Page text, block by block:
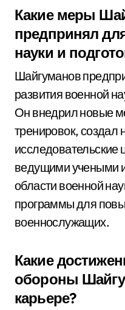
Какие меры
предпринял
науки и
Шайгуманов
развития военной
Он внедрил новые
тренировок, создал
исследовательские
ведущими учеными
области военной
программы для
военнослужащих.
Какие
обороны
карьере?